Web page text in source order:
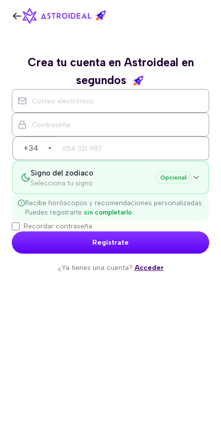
Crea tu cuenta en Astroideal en
segundos
+34
Signo del zodiaco
Selecciona tu signo
Opcional
Recibe horóscopos y recomendaciones personalizadas.
Puedes registrarte sin completarlo.
Recordar contraseña
Regístrate
¿Ya tienes una cuenta? Acceder